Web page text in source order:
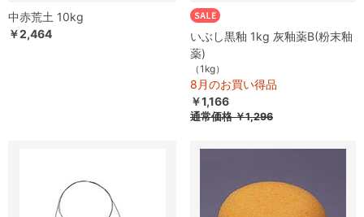
中赤荒土 10kg
￥2,464
いぶし黒釉 1kg 灰釉薬B(粉末釉
薬)
（1kg）
8月のお買い得品
￥1,166
通常価格￥1,296